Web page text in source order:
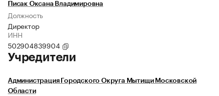
Писак Оксана Владимировна
Должность
Директор
ИНН
502904839904
Учредители
Администрация Городского Округа Мытищи Московской
Области